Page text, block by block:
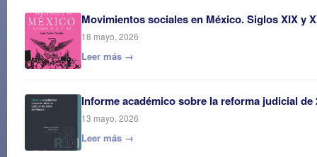
Movimientos sociales en México. Siglos XIX y
18 mayo, 2026
Leer más →
Informe académico sobre la reforma judicial de
13 mayo, 2026
Leer más →